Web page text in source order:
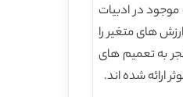
موجود در ادبیات
های متغیر را
به تعمیم های
ارائه شده اند.